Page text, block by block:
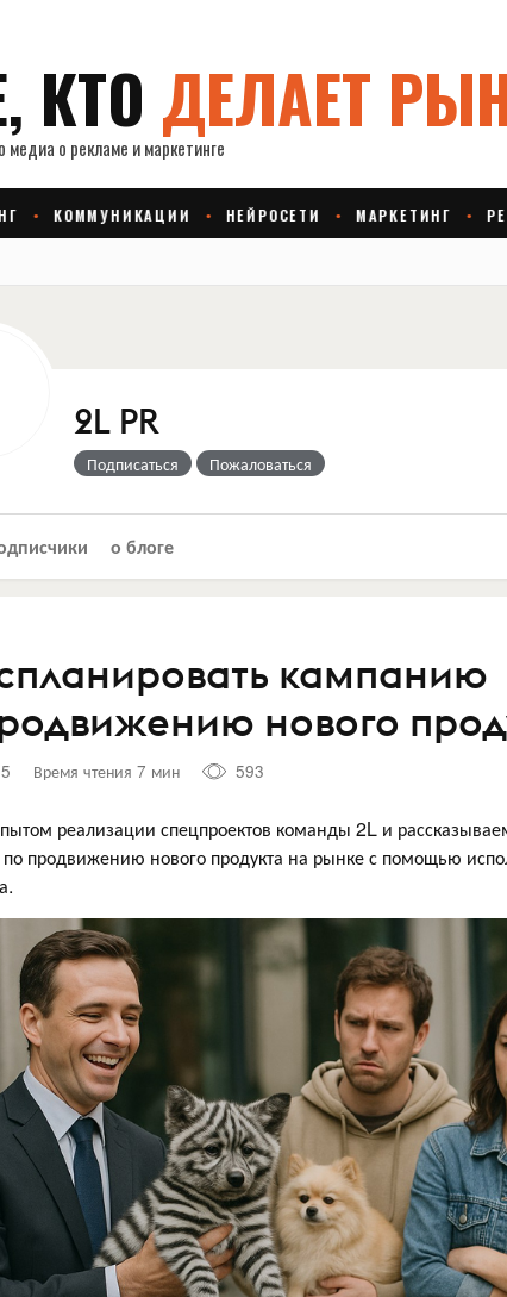
2L PR
Подписаться Пожаловаться
о блоге
кампанию
нового
Время чтения 7 мин 593
реализации спецпроектов команды 2L и
продвижению нового продукта на рынке с помощью